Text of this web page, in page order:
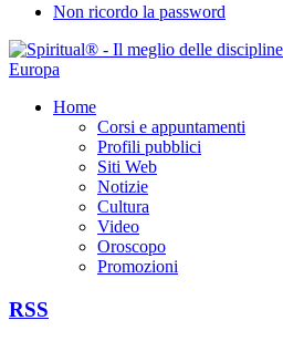
Non ricordo la password
Home
Corsi e appuntamenti
Profili pubblici
Siti Web
Notizie
Cultura
Video
Oroscopo
Promozioni
RSS